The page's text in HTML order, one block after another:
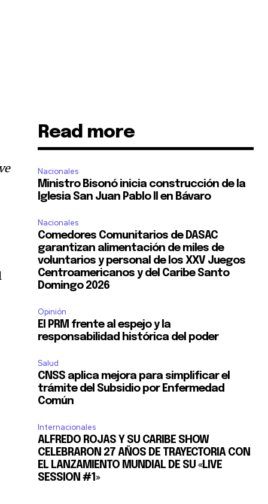
Read more
Nacionales
Ministro Bisonó inicia construcción de la
Iglesia San Juan Pablo II en Bávaro
Nacionales
Comedores Comunitarios de DASAC
garantizan alimentación de miles de
voluntarios y personal de los XXV Juegos
Centroamericanos y del Caribe Santo
Domingo 2026
Opinión
El PRM frente al espejo y la
responsabilidad histórica del poder
Salud
CNSS aplica mejora para simplificar el
trámite del Subsidio por Enfermedad
Común
Internacionales
ALFREDO ROJAS Y SU CARIBE SHOW
CELEBRARON 27 AÑOS DE TRAYECTORIA CON
EL LANZAMIENTO MUNDIAL DE SU «LIVE
SESSION #1»